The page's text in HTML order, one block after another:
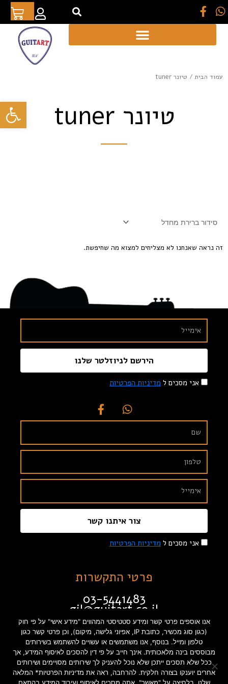
פתח
עמוד הבית / טיונר tuner
טיונר tuner
זה נראה שאנחנו לא מצליחים למצוא מה שחיפשת.
אני מסכים ל מדיניות הפרטיות
הירשם לניוזלטר שלנו
אני מסכים ל מדיניות הפרטיות
צור איתנו קשר
פרטי התקשרות
03-5441483
gil@guitart.co.il
זבוטינסקי 132 תל אביב
תקנון האתר הצהרת נגישות
אנו אוספים פרטי קשר ומידע סטטיסטי המהווים "מידע אישי" על פי חוק
(כגון סוג מכשיר, כתובת IP, אפיוני גלישה, מיקום), וכן פרטי קשר כגון
טלפון ומייל. בנוסף, אנו משתמשים או עשויים להשתמש בשירותים
מבוססים בינה מלאכותית. אינך חייב על פי דין להסכים לאיסוף המידע, אך
ככל שלא תסכים ייתכן שלא נוכל להעניק לך שירותים מסויימים ושירותים
אחרים יוענקו בצורה חלקית. להרחבה, ראה את מדיניות הפרטיות* המלאה